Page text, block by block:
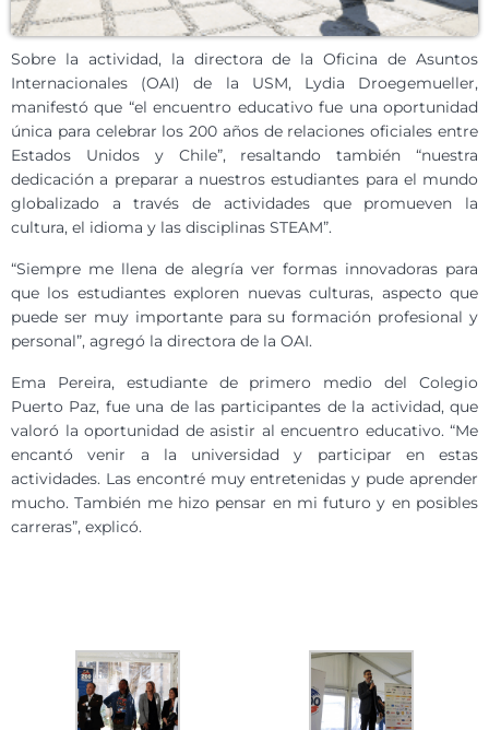
Sobre la actividad, la directora de la Oficina de Asuntos
Internacionales (OAI) de la USM, Lydia Droegemueller,
manifestó que “el encuentro educativo fue una oportunidad
única para celebrar los 200 años de relaciones oficiales entre
Estados Unidos y Chile”, resaltando también “nuestra
dedicación a preparar a nuestros estudiantes para el mundo
globalizado a través de actividades que promueven la
cultura, el idioma y las disciplinas STEAM”.
“Siempre me llena de alegría ver formas innovadoras para
que los estudiantes exploren nuevas culturas, aspecto que
puede ser muy importante para su formación profesional y
personal”, agregó la directora de la OAI.
Ema Pereira, estudiante de primero medio del Colegio
Puerto Paz, fue una de las participantes de la actividad, que
valoró la oportunidad de asistir al encuentro educativo. “Me
encantó venir a la universidad y participar en estas
actividades. Las encontré muy entretenidas y pude aprender
mucho. También me hizo pensar en mi futuro y en posibles
carreras”, explicó.